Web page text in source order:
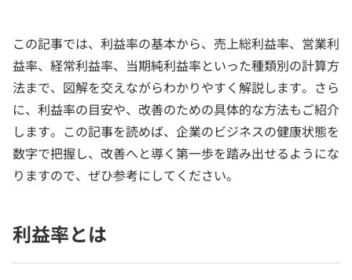
この記事では、利益率の基本から、売上総利益率、営業利
益率、経常利益率、当期純利益率といった種類別の計算方
法まで、図解を交えながらわかりやすく解説します。さら
に、利益率の目安や、改善のための具体的な方法もご紹介
します。この記事を読めば、企業のビジネスの健康状態を
数字で把握し、改善へと導く第一歩を踏み出せるようにな
りますので、ぜひ参考にしてください。
利益率とは